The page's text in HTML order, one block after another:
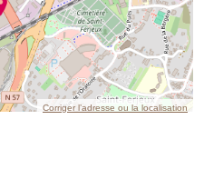
Corriger l’adresse ou la localisation